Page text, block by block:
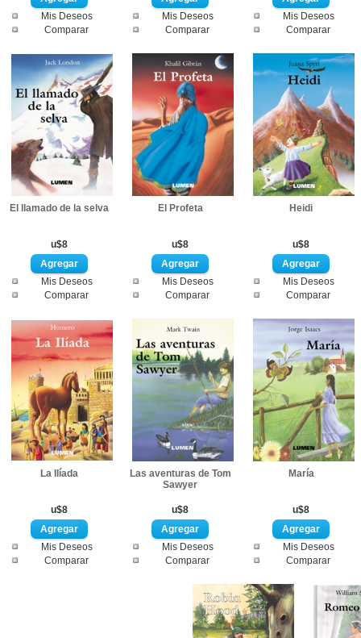
Mis Deseos
Comparar
Mis Deseos
Comparar
Mis Deseos
Comparar
El llamado de la selva
u$8
Mis Deseos
Comparar
El Profeta
u$8
Mis Deseos
Comparar
Heidi
u$8
Mis Deseos
Comparar
La Ilíada
u$8
Mis Deseos
Comparar
Las aventuras de Tom
Sawyer
u$8
Mis Deseos
Comparar
María
u$8
Mis Deseos
Comparar